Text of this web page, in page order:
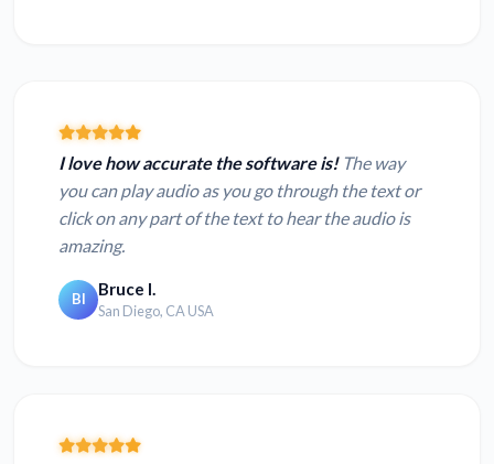
I love how accurate the software is!The way
you can play audio as you go through the text or
click on any part of the text to hear the audio is
amazing.
BI Bruce I.
San Diego, CA USA